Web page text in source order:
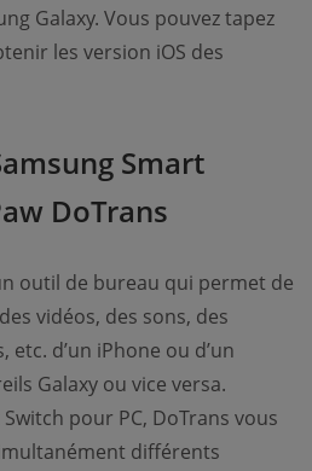
Galaxy. Vous pouvez tapez
les version iOS des
Smart
DoTrans
outil de bureau qui permet de
vidéos, des sons, des
etc. d’un iPhone ou d’un
Galaxy ou vice versa.
pour PC, DoTrans vous
différents